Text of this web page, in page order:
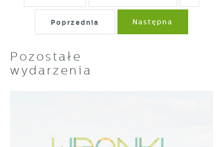
Poprzednia Następna
Pozostałe
wydarzenia